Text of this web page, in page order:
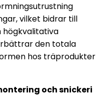
vilket bidrar till
högkvalitativa
den totala
hos träprodukter
och snickeri